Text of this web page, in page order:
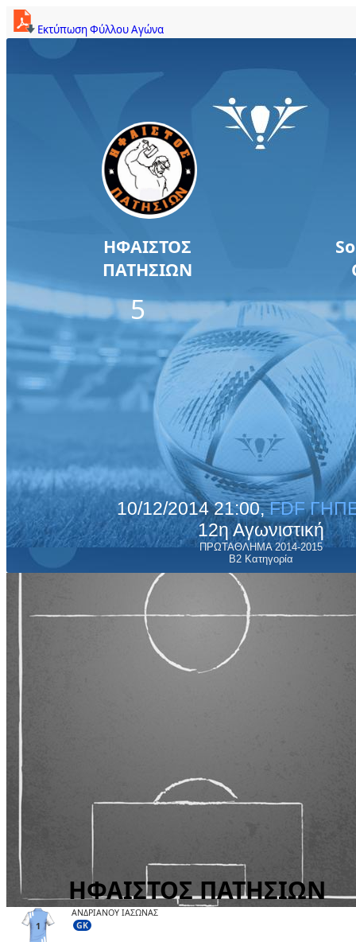
Εκτύπωση Φύλλου Αγώνα
ΗΦΑΙΣΤΟΣ
ΠΑΤΗΣΙΩΝ
5
10/12/2014 21:00,FDF
12η Αγωνιστική
ΠΡΩΤΑΘΛΗΜΑ 2014-2015
Β2 Κατηγορία
1
ΑΝΔΡΙΑΝΟΥ ΙΑΣΩΝΑΣ
GK